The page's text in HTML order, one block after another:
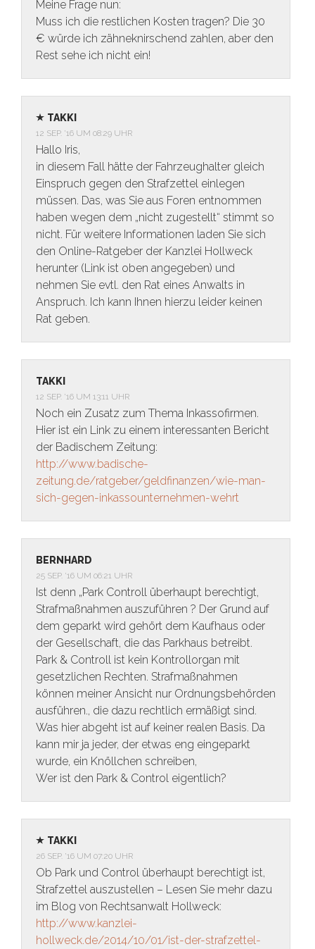
Meine Frage nun:
Muss ich die restlichen Kosten tragen? Die 30
€ würde ich zähneknirschend zahlen, aber den
Rest sehe ich nicht ein!
TAKKI
12 SEP. ’16 UM 08:29 UHR
Hallo Iris,
in diesem Fall hätte der Fahrzeughalter gleich
Einspruch gegen den Strafzettel einlegen
müssen. Das, was Sie aus Foren entnommen
haben wegen dem „nicht zugestellt“ stimmt so
nicht. Für weitere Informationen laden Sie sich
den Online-Ratgeber der Kanzlei Hollweck
herunter (Link ist oben angegeben) und
nehmen Sie evtl. den Rat eines Anwalts in
Anspruch. Ich kann Ihnen hierzu leider keinen
Rat geben.
TAKKI
12 SEP. ’16 UM 13:11 UHR
Noch ein Zusatz zum Thema Inkassofirmen.
Hier ist ein Link zu einem interessanten Bericht
der Badischem Zeitung:
http://www.badische-
zeitung.de/ratgeber/geldfinanzen/wie-man-
sich-gegen-inkassounternehmen-wehrt
BERNHARD
25 SEP. ’16 UM 06:21 UHR
Ist denn „Park Controll überhaupt berechtigt,
Strafmaßnahmen auszuführen ? Der Grund auf
dem geparkt wird gehört dem Kaufhaus oder
der Gesellschaft, die das Parkhaus betreibt.
Park & Controll ist kein Kontrollorgan mit
gesetzlichen Rechten. Strafmaßnahmen
können meiner Ansicht nur Ordnungsbehörden
ausführen., die dazu rechtlich ermäßigt sind.
Was hier abgeht ist auf keiner realen Basis. Da
kann mir ja jeder, der etwas eng eingeparkt
wurde, ein Knöllchen schreiben,
Wer ist den Park & Control eigentlich?
TAKKI
26 SEP. ’16 UM 07:20 UHR
Ob Park und Control überhaupt berechtigt ist,
Strafzettel auszustellen – Lesen Sie mehr dazu
im Blog von Rechtsanwalt Hollweck:
http://www.kanzlei-
hollweck.de/2014/10/01/ist-der-strafzettel-